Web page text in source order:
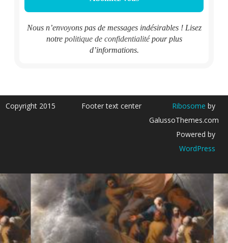
Nous n’envoyons pas de messages indésirables ! Lisez
notre politique de confidentialitépour plus
d’informations.
Copyright 2015 Footer text center Ribosome by
GalussoThemes.com
Powered by
WordPress